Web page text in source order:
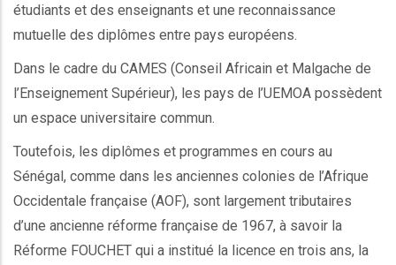
étudiants et des enseignants et une reconnaissance
mutuelle des diplômes entre pays européens.
Dans le cadre du CAMES (Conseil Africain et Malgache de
l’Enseignement Supérieur), les pays de l’UEMOA possèdent
un espace universitaire commun.
Toutefois, les diplômes et programmes en cours au
Sénégal, comme dans les anciennes colonies de l’Afrique
Occidentale française (AOF), sont largement tributaires
d’une ancienne réforme française de 1967, à savoir la
Réforme FOUCHET qui a institué la licence en trois ans, la